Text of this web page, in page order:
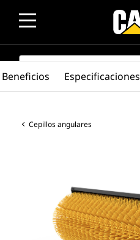
SEARCH
Cepillos angulares
Beneficios Especificaciones